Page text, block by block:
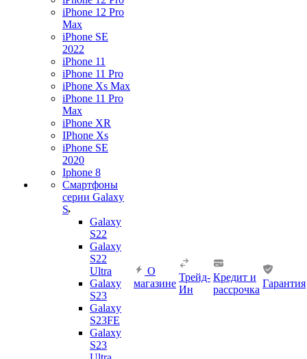
iPhone 12 Pro
Max
iPhone SE
2022
iPhone 11
iPhone 11 Pro
iPhone Xs Max
iPhone 11 Pro
Max
iPhone XR
IPhone Xs
iPhone SE
2020
Iphone 8
Смартфоны
серии Galaxy
S
Galaxy
S22
Galaxy
S22
Ultra
Galaxy
S23
Galaxy
S23FE
Galaxy
S23
О
магазине
Трейд-
Ин
Кредит и
рассрочка
Гарантия